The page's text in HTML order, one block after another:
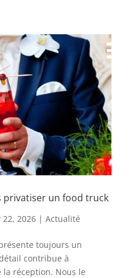

privatiser un food truck
22, 2026| Actualité
toujours un
contribue à
la réception. Nous le